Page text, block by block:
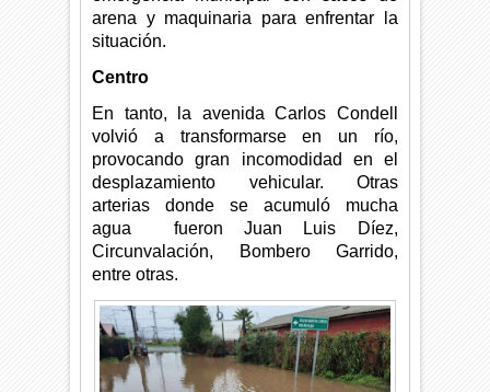
arena y maquinaria para enfrentar la
situación.
Centro
En tanto, la avenida Carlos Condell
volvió a transformarse en un río,
provocando gran incomodidad en el
desplazamiento vehicular. Otras
arterias donde se acumuló mucha
agua fueron Juan Luis Díez,
Circunvalación, Bombero Garrido,
entre otras.